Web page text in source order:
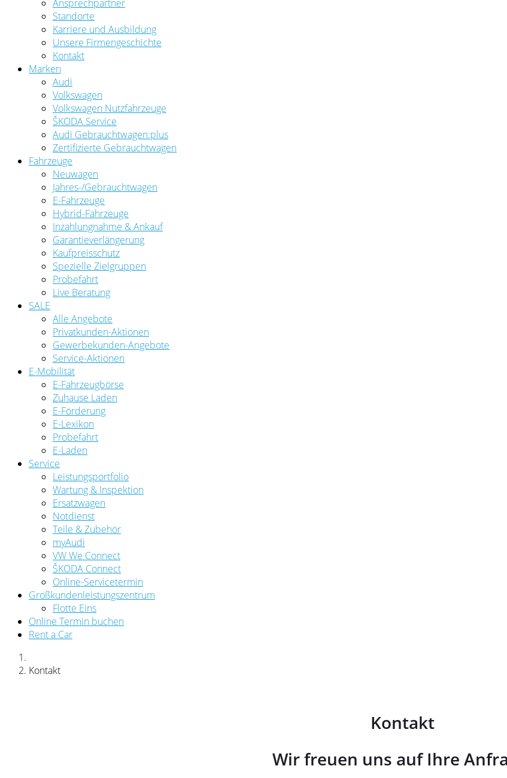
Ansprechpartner
Standorte
Karriere und Ausbildung
Unsere Firmengeschichte
Kontakt
Marken
Audi
Volkswagen
Volkswagen Nutzfahrzeuge
ŠKODA Service
Audi Gebrauchtwagen:plus
Zertifizierte Gebrauchtwagen
Fahrzeuge
Neuwagen
Jahres-/Gebrauchtwagen
E-Fahrzeuge
Hybrid-Fahrzeuge
Inzahlungnahme & Ankauf
Garantieverlängerung
Kaufpreisschutz
Spezielle Zielgruppen
Probefahrt
Live Beratung
SALE
Alle Angebote
Privatkunden-Aktionen
Gewerbekunden-Angebote
Service-Aktionen
E-Mobilität
E-Fahrzeugbörse
Zuhause Laden
E-Förderung
E-Lexikon
Probefahrt
E-Laden
Service
Leistungsportfolio
Wartung & Inspektion
Ersatzwagen
Notdienst
Teile & Zubehör
myAudi
VW We Connect
ŠKODA Connect
Online-Servicetermin
Großkundenleistungszentrum
Flotte Eins
Online Termin buchen
Rent a Car
Kontakt
Kontakt
Wir freuen uns auf Ihre